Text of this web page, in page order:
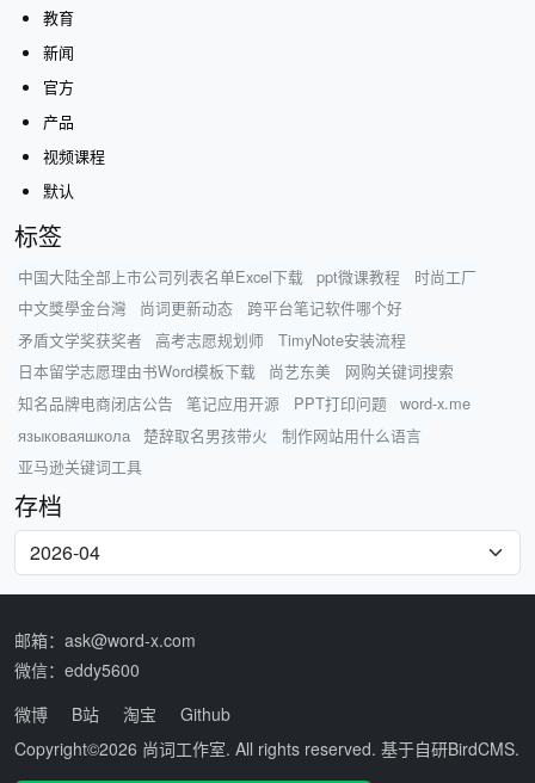
教育
新闻
官方
产品
视频课程
默认
标签
中国大陆全部上市公司列表名单Excel下载 ppt微课教程
时尚工厂
中文獎學金台灣
尚词更新动态
跨平台笔记软件哪个好
矛盾文学奖获奖者
高考志愿规划师
TimyNote安装流程
日本留学志愿理由书Word模板下载
尚艺东美
网购关键词搜索
知名品牌电商闭店公告
笔记应用开源 PPT打印问题
word-x.me
языковаяшкола
楚辞取名男孩带火
制作网站用什么语言
亚马逊关键词工具
存档
邮箱：ask@word-x.com
微信：eddy5600
微博
B站 淘宝
Github
Copyright©2026 尚词工作室. All rights reserved. 基于自研BirdCMS.